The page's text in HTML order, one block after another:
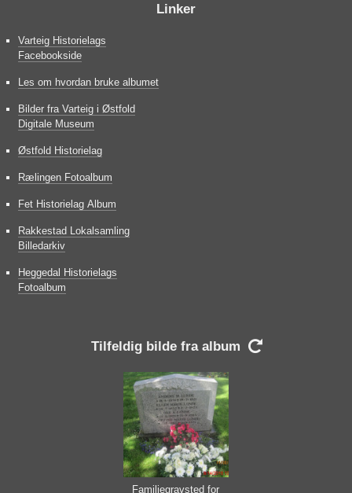
Linker
Varteig Historielags
Facebookside
Les om hvordan bruke albumet
Bilder fra Varteig i Østfold
Digitale Museum
Østfold Historielag
Rælingen Fotoalbum
Fet Historielag Album
Rakkestad Lokalsamling
Billedarkiv
Heggedal Historielags
Fotoalbum
Tilfeldig bilde fra album 
Familiegravsted for